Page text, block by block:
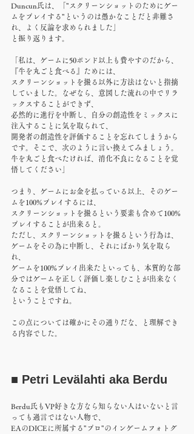
Duncun氏は、「"スクリーンショットのためにゲー
ムをプレイする"というのは愚かなことだと非難さ
れ、よく反論を求められました」
と振り返ります。
「私は、ゲームに50ポンド以上も費やすのだから、
『牛を丸ごと食べる』ためには、
スクリーンショットを撮る以外に方法はないと指摘
していました。なぜなら、意図した流れの中でリラ
ックスすることができず、
必然的に進行を中断し、自分の創造性をミックスに
注入することに気を取られて、
開発者の創造性を評価することを忘れてしまうから
です。そこで、次のように言い換えてみましょう。
牛を丸ごと食べたければ、消化不良になることを覚
悟してください」
つまり、ゲームにお金を払っている以上、そのゲー
ムを100%プレイするには、
スクリーンショットを撮るという要素も含めて100%
プレイすることが出来ると。
ただし、スクリーンショットを撮るという行為は、
ゲームをその為に中断し、それにばかり気を取ら
れ、
ゲームを100%プレイ出来たといっても、本質的な部
分ではゲームを正しく評価し楽しむことが出来なく
なることを覚悟してね、
ということですね。
この点については確かにその通りだな、と理解でき
る内容でした。
■ Petri Levälahti aka Berdu
Berdu氏もVP好きな方なら知らない人はいないと言
っても過言ではない人物で、
EAのDICEに所属する"プロ"のインゲームフォトグ